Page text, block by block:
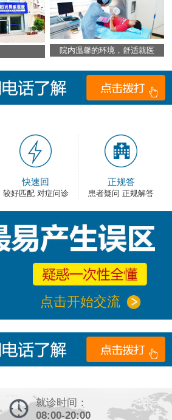
院内温馨的环境，舒适就医
快速回
较好匹配 对症问诊
正规答
患者疑问 正规解答
点击开始交流
就诊时间：
08:00-20:00